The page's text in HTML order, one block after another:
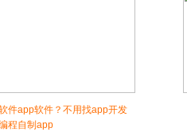
件app软件？不用找app开发
程自制app